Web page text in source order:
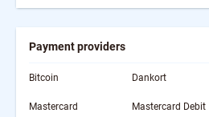
Payment providers
Bitcoin Dankort
Mastercard
Mastercard Debit